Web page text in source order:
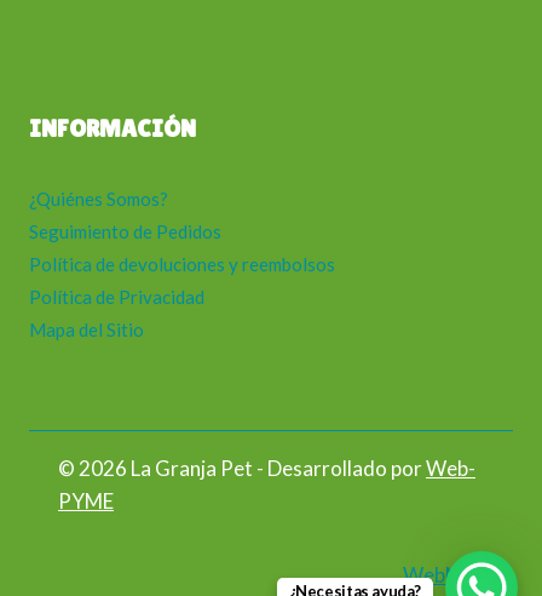
INFORMACIÓN
¿Quiénes Somos?
Seguimiento de Pedidos
Política de devoluciones y reembolsos
Política de Privacidad
Mapa del Sitio
© 2026 La Granja Pet - Desarrollado porWeb-
PYME
WebMail
¿Necesitas ayuda?